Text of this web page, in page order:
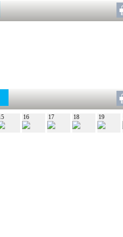
16 17 18 19